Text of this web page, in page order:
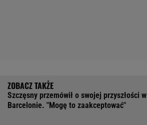
Szczęsny przemówił o swojej przyszłości w
Barcelonie. "Mogę to zaakceptować"